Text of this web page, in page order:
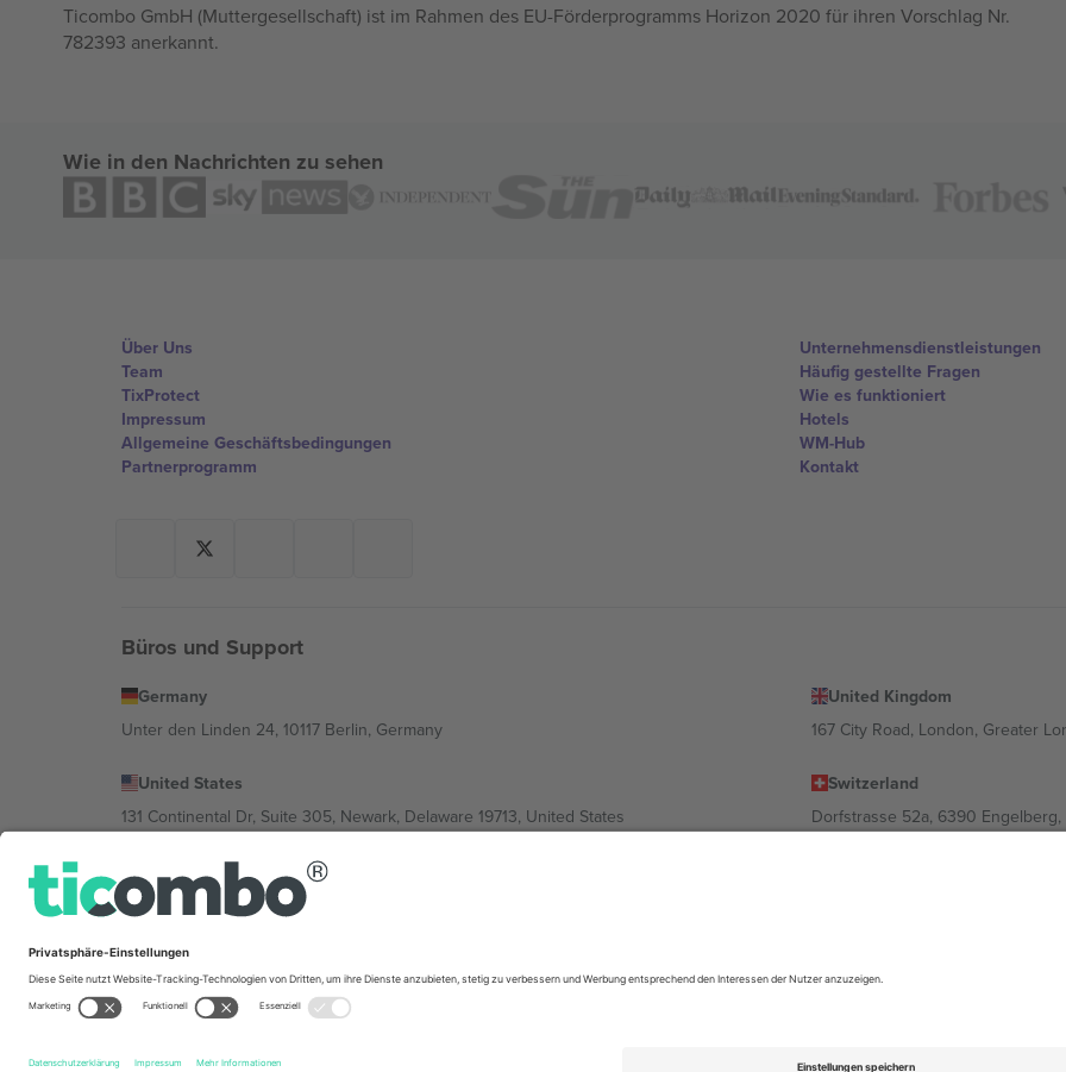
Ticombo GmbH (Muttergesellschaft) ist im Rahmen des EU-Förderprogramms Horizon 2020 für ihren Vorschlag Nr.
782393 anerkannt.
Wie in den Nachrichten zu sehen
Über Uns
Team
TixProtect
Impressum
Allgemeine Geschäftsbedingungen
Partnerprogramm
Unternehmensdienstleistungen
Häufig gestellte Fragen
Wie es funktioniert
Hotels
WM-Hub
Kontakt
Büros und Support
Germany
Unter den Linden 24, 10117 Berlin, Germany
United Kingdom
167 City Road, London, Greater
United States
131 Continental Dr, Suite 305, Newark, Delaware 19713, United States
Switzerland
Dorfstrasse 52a, 6390 Engelberg,
Bulgaria
Regus Sofia City West, bul Totleben 53-55, 1606 Sofia, Bulgaria
Mexico
Av Chapultepec 360, Roma Norte, Cuauhtémoc, 06700 Ciudad de México, CDMX, Mexico
im Impressum und in den Allgemeinen Geschäftsbedingungen.,
© 2026 Ticombo. Alle Rechte vorbehalten.